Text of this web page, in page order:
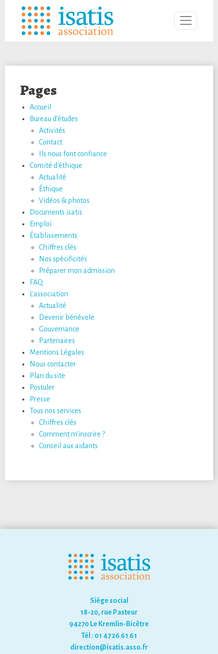
Pages
Accueil
Bureau d’études
Activités
Contact
Ils nous font confiance
Comité d'éthique
Actualité
Éthique
Vidéos & photos
Documents isatis
Emploi
Établissements
Chiffres clés
Nos spécificités
Préparer mon admission
FAQ
L'association
Actualité
Devenir bénévole
Gouvernance
Partenaires
Mentions Légales
Nous contacter
Plan du site
Postuler
Presse
Tous nos services
Chiffres clés
Comment m'inscrire ?
Conseil aux aidants
Siège social
18-20, rue Pasteur
94270 Le Kremlin-Bicêtre
Tél : 01 47 26 61 61
direction@isatis.asso.fr